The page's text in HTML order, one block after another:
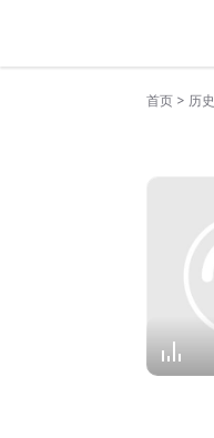
首页 > 历史